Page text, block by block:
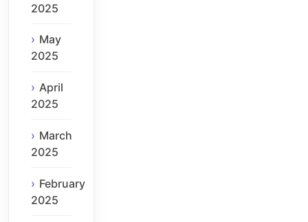
2025
May
2025
April
2025
March
2025
February
2025